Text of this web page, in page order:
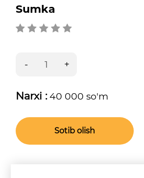
Sumka
Narxi :40 000 so'm
Sotib olish